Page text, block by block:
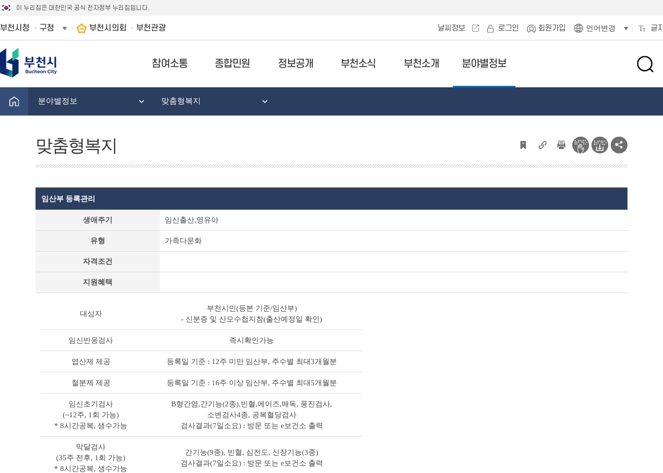
이 누리집은 대한민국 공식 전자정부 누리집입니다.
부천시청 구청 부천시의회 부천관광 날씨정보 로그인 회원가입 언어변경 글
참여소통 종합민원 정보공개 부천소식 부천소개 분야별정보
검
창
분야별정보 맞춤형복지
맞춤형복지
지
세
임산부 등록관리
생애주기 임신출산,영유아
유형 가족다문화
자격조건
지원혜택
대상자
부천시민(등본 기준/임산부)
- 신분증 및 산모수첩지참(출산예정일 확인)
임신반응검사 즉시확인가능
엽산제 제공 등록일 기준 : 12주 미만 임산부, 주수별 최대3개월분
철분제 제공 등록일 기준 : 16주 이상 임산부, 주수별 최대5개월분
임신초기검사
(~12주, 1회 가능)
* 8시간공복, 생수가능
B형간염,간기능(2종),빈혈,에이즈,매독, 풍진검사,
소변검사4종, 공복혈당검사
검사결과(7일소요) : 방문 또는 e보건소 출력
막달검사
(35주 전후, 1회 가능)
* 8시간공복, 생수가능
간기능(9종), 빈혈, 심전도, 신장기능(3종)
검사결과(7일소요) : 방문 또는 e보건소 출력